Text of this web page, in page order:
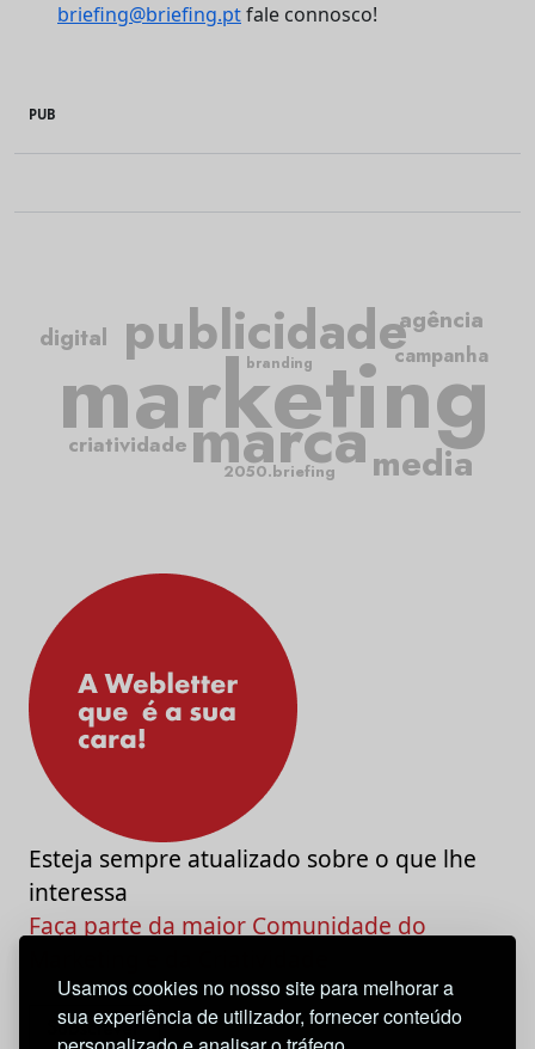
Usamos cookies no nosso site para melhorar a
sua experiência de utilizador, fornecer conteúdo
briefing@briefing.ptfale connosco!
PUB
marketing
publicidade
marca
criatividade
campanha
media
agência
digital
2050.briefing
branding
Esteja sempre atualizado sobre o que lhe
interessa
Faça parte da maior Comunidade do